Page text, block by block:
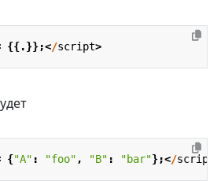
{{.}};</script>
{"A" : "foo" , "B" : "bar"};</script